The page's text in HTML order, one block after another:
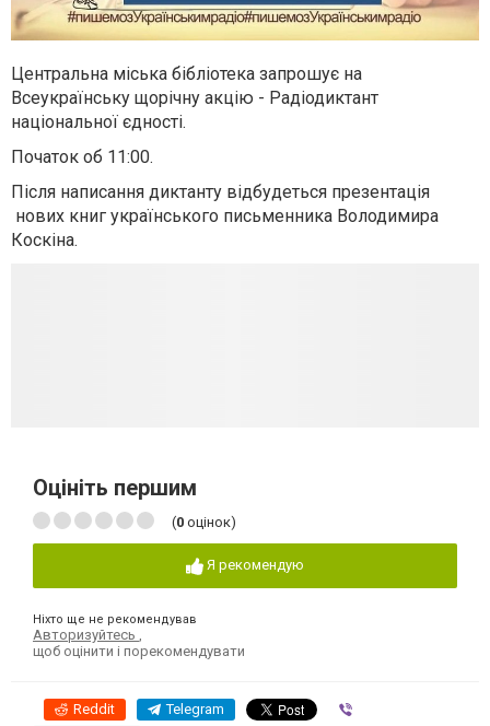
Центральна міська бібліотека запрошує на
Всеукраїнську щорічну акцію - Радіодиктант
національної єдності.
Початок об 11:00.
Після написання диктанту відбудеться презентація
нових книг українського письменника Володимира
Коскіна.
Оцініть першим
(0 оцінок)
Я рекомендую
Ніхто ще не рекомендував
Авторизуйтесь
щоб оцінити і порекомендувати
Reddit Telegram